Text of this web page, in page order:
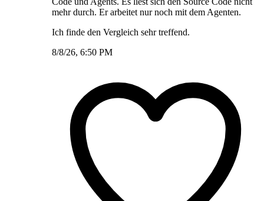
mehr durch. Er arbeitet nur noch mit dem Agenten.
Ich finde den Vergleich sehr treffend.
8/8/26, 6:50 PM